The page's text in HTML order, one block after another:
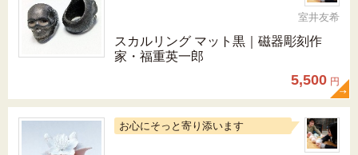
室井友希
スカルリング マット黒｜磁器彫刻作
家・福重英一郎
5,500 円
お心にそっと寄り添います